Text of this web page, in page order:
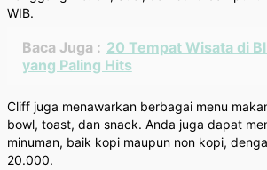
WIB.
Baca Juga : 20 Tempat Wisata di
yang Paling Hits
Cliff juga menawarkan berbagai menu
bowl, toast, dan snack. Anda juga dapat
minuman, baik kopi maupun non kopi,
20.000.